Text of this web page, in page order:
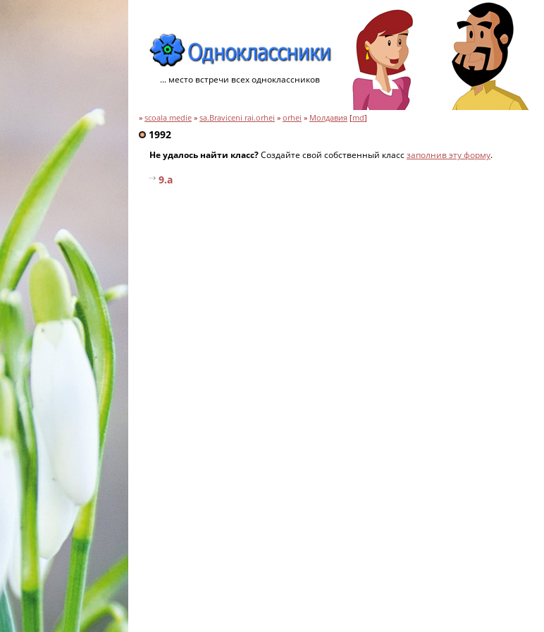
... место встречи всех одноклассников
» scoala medie » sa.Braviceni rai.orhei » orhei » Молдавия [md]
1992
Не удалось найти класс?Создайте свой собственный классзаполнив эту форму.
9.a